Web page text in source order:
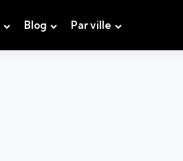
Blog Par ville